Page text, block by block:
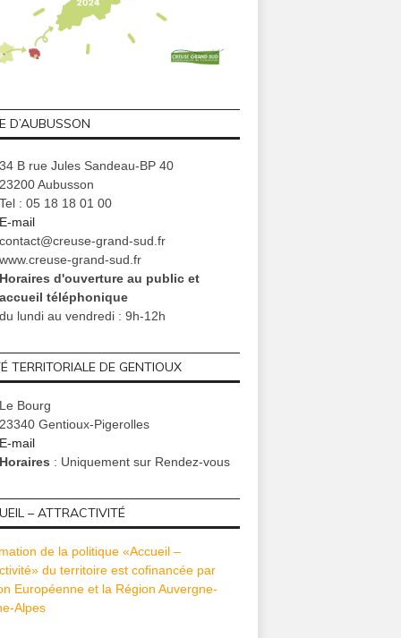
D’AUBUSSON
34 B rue Jules Sandeau-BP 40
23200 Aubusson
Tel : 05 18 18 01 00
E-mail
contact@creuse-grand-sud.fr
www.creuse-grand-sud.fr
Horaires d'ouverture au public et
accueil téléphonique
du lundi au vendredi : 9h-12h
TERRITORIALE DE GENTIOUX
Le Bourg
23340 Gentioux-Pigerolles
E-mail
Horaires : Uniquement sur Rendez-vous
– ATTRACTIVITÉ
de la politique «Accueil –
du territoire est cofinancée par
Européenne et la Région Auvergne-
Alpes